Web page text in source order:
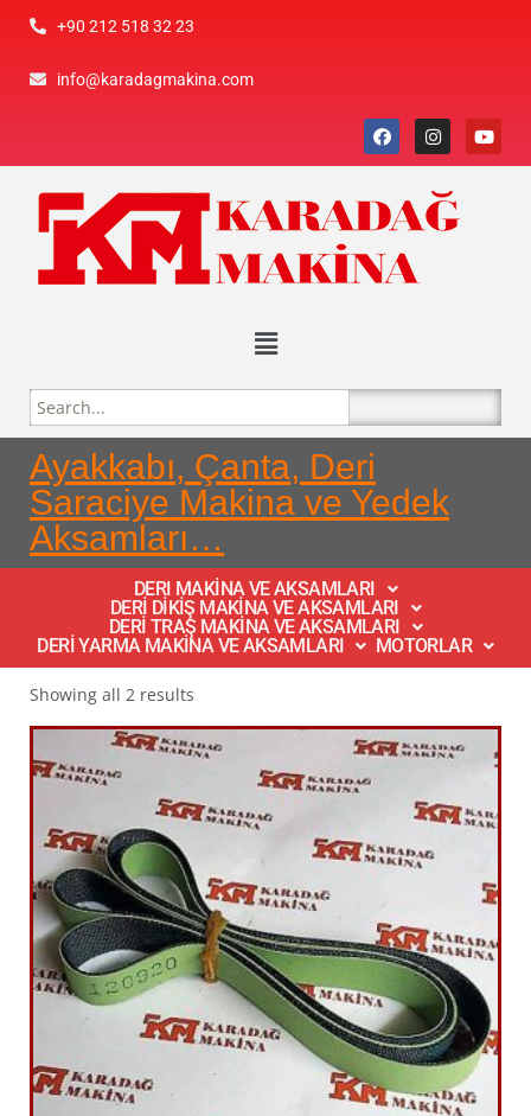
+90 212 518 32 23
info@karadagmakina.com
Ayakkabı, Çanta, Deri
Saraciye Makina ve Yedek
Aksamları…
DERI MAKİNA VE AKSAMLARI
DERİ DİKİŞ MAKİNA VE AKSAMLARI
DERİ TRAŞ MAKİNA VE AKSAMLARI
DERİ YARMA MAKİNA VE AKSAMLARI
MOTORLAR
Showing all 2 results